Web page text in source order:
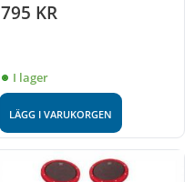
795 KR
I lager
LÄGG I VARUKORGEN